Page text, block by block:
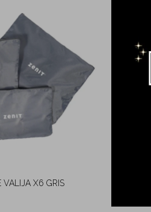
VALIJA X6 GRIS